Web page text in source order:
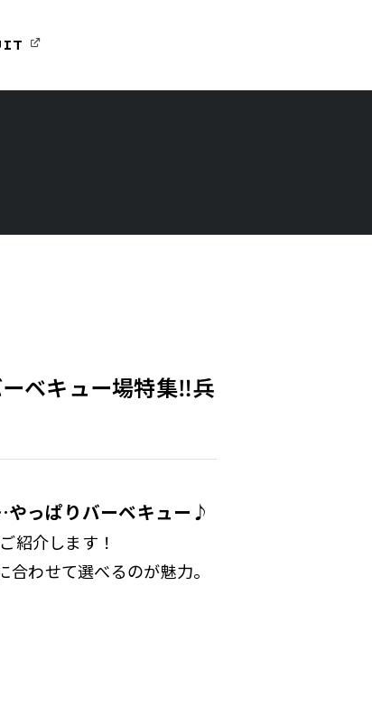
ベキュー場特集‼兵
やっぱりバーベキュー♪
紹介します！
わせて選べるのが魅力。